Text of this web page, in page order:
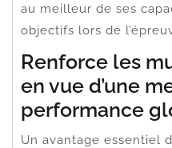
au meilleur de ses
objectifs lors de
Renforce les
en vue d’une
performance
Un avantage essentiel